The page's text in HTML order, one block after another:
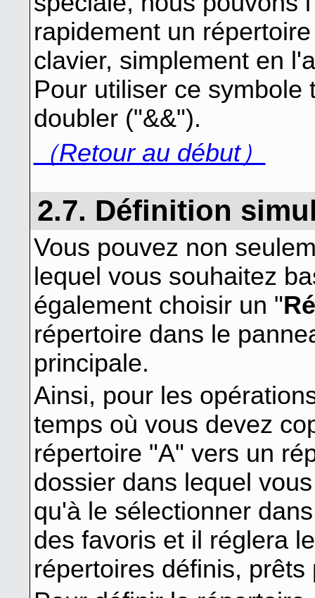
rapidement un
clavier, simplement en
Pour utiliser ce symbole
doubler ("&&").
（Retour au début）
2.7. Définition
Vous pouvez non
lequel vous souhaitez
également choisir un "
répertoire dans le
principale.
Ainsi, pour les
temps où vous devez
répertoire "A" vers un
dossier dans lequel
qu'à le sélectionner
des favoris et il réglera
répertoires définis, prêts